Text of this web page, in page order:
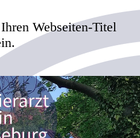
Webseiten-Titel